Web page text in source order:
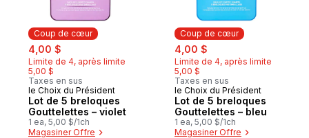
Coup de cœur
sale:
4,00 $
Limite de 4, après limite
5,00 $
Taxes en sus
Coup de cœur
le Choix du Président
Lot de 5 breloques
Gouttelettes – violet
1 ea, 5,00 $/1ch
Magasiner Offre
Coup de cœur
sale:
4,00 $
Limite de 4, après limite
5,00 $
Taxes en sus
Coup de cœur
le Choix du Président
Lot de 5 breloques
Gouttelettes – bleu
1 ea, 5,00 $/1ch
Magasiner Offre